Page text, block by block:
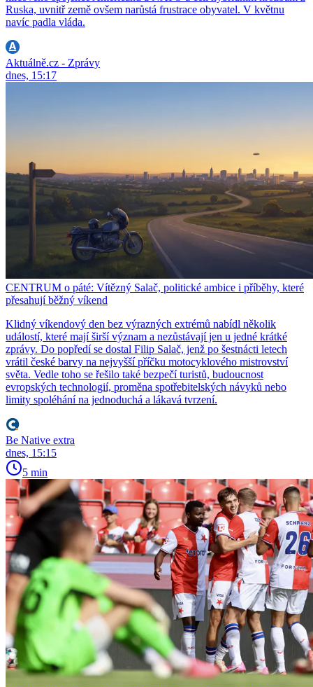
Ruska, uvnitř země ovšem narůstá frustrace obyvatel. V květnu
navíc padla vláda.
Aktuálně.cz - Zprávy
dnes, 15:17
CENTRUM o páté: Vítězný Salač, politické ambice i příběhy, které
přesahují běžný víkend
Klidný víkendový den bez výrazných extrémů nabídl několik
událostí, které mají širší význam a nezůstávají jen u jedné krátké
zprávy. Do popředí se dostal Filip Salač, jenž po šestnácti letech
vrátil české barvy na nejvyšší příčku motocyklového mistrovství
světa. Vedle toho se řešilo také bezpečí turistů, budoucnost
evropských technologií, proměna spotřebitelských návyků nebo
limity spoléhání na jednoduchá a lákavá tvrzení.
Be Native extra
dnes, 15:15
5 min